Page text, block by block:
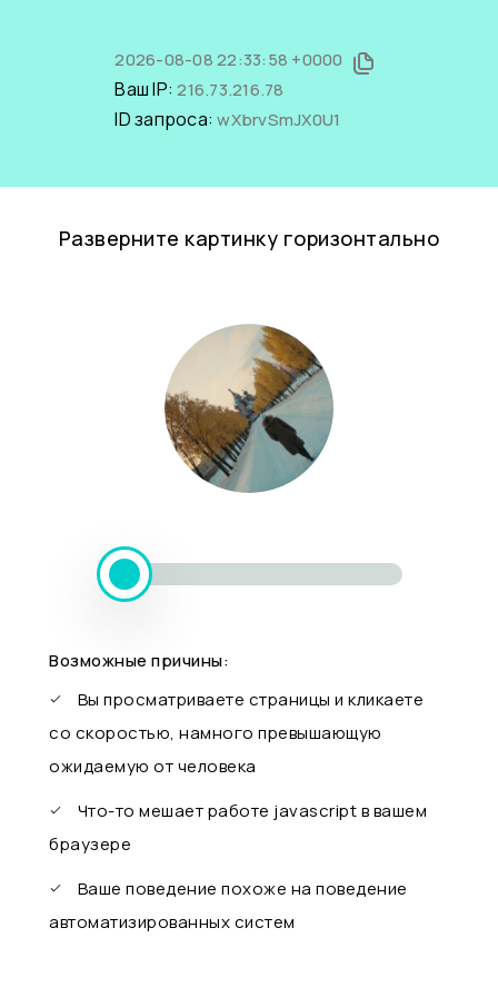
2026-08-08 22:33:58 +0000
Ваш IP:216.73.216.78
ID запроса:wXbrvSmJX0U1
Разверните картинку горизонтально
Возможные причины:
Вы просматриваете страницы и кликаете
со скоростью, намного превышающую
ожидаемую от человека
Что-то мешает работе javascript в вашем
браузере
Ваше поведение похоже на поведение
автоматизированных систем